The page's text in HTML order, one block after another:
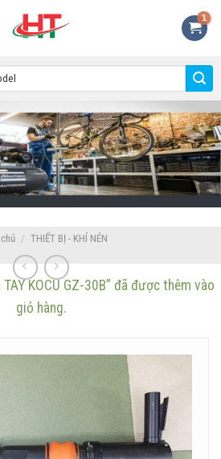
/ THIẾT BỊ - KHÍ NÉN
TAY KOCU GZ-30B” đã được thêm vào
giỏ hàng.